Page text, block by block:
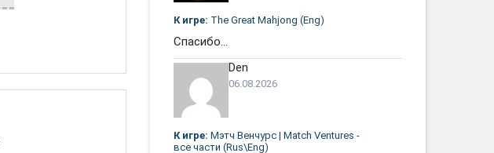
К игре: The Great Mahjong (Eng)
Спасибо...
Den
06.08.2026
К игре: Мэтч Венчурс | Match Ventures -
все части (Rus\Eng)